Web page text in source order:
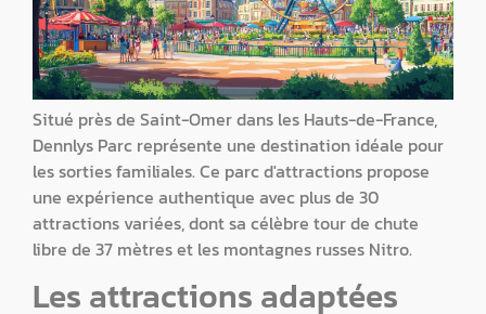
Situé près de Saint-Omer dans les Hauts-de-France,
Dennlys Parc représente une destination idéale pour
les sorties familiales. Ce parc d'attractions propose
une expérience authentique avec plus de 30
attractions variées, dont sa célèbre tour de chute
libre de 37 mètres et les montagnes russes Nitro.
Les attractions adaptées